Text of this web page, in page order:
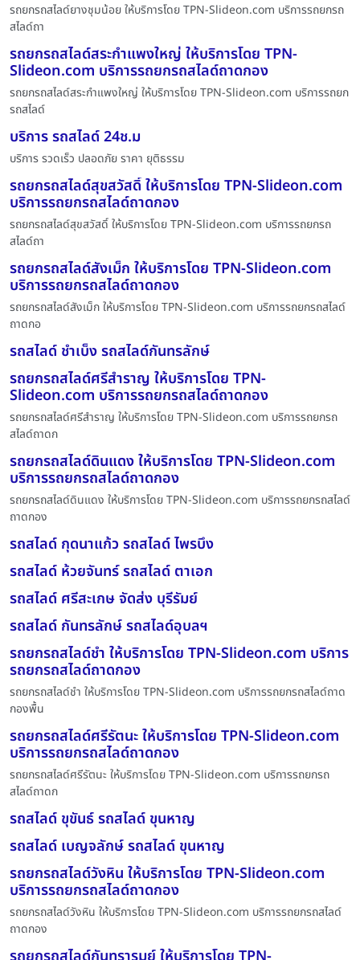
รถยกรถสไลด์ยางชุมน้อย ให้บริการโดย TPN-Slideon.com บริการรถยกรถ
สไลด์ถา
รถยกรถสไลด์สระกำแพงใหญ่ ให้บริการโดย TPN-
Slideon.com บริการรถยกรถสไลด์ถาดกอง
รถยกรถสไลด์สระกำแพงใหญ่ ให้บริการโดย TPN-Slideon.com บริการรถยก
รถสไลด์
บริการ รถสไลด์ 24ช.ม
บริการ รวดเร็ว ปลอดภัย ราคา ยุติธรรม
รถยกรถสไลด์สุขสวัสดิ์ ให้บริการโดย TPN-Slideon.com
บริการรถยกรถสไลด์ถาดกอง
รถยกรถสไลด์สุขสวัสดิ์ ให้บริการโดย TPN-Slideon.com บริการรถยกรถ
สไลด์ถา
รถยกรถสไลด์สังเม็ก ให้บริการโดย TPN-Slideon.com
บริการรถยกรถสไลด์ถาดกอง
รถยกรถสไลด์สังเม็ก ให้บริการโดย TPN-Slideon.com บริการรถยกรถสไลด์
ถาดกอ
รถสไลด์ ชำเบ็ง รถสไลด์กันทรลักษ์
รถยกรถสไลด์ศรีสำราญ ให้บริการโดย TPN-
Slideon.com บริการรถยกรถสไลด์ถาดกอง
รถยกรถสไลด์ศรีสำราญ ให้บริการโดย TPN-Slideon.com บริการรถยกรถ
สไลด์ถาดก
รถยกรถสไลด์ดินแดง ให้บริการโดย TPN-Slideon.com
บริการรถยกรถสไลด์ถาดกอง
รถยกรถสไลด์ดินแดง ให้บริการโดย TPN-Slideon.com บริการรถยกรถสไลด์
ถาดกอง
รถสไลด์ กุดนาแก้ว รถสไลด์ ไพรบึง
รถสไลด์ ห้วยจันทร์ รถสไลด์ ตาเอก
รถสไลด์ ศรีสะเกษ จัดส่ง บุรีรัมย์
รถสไลด์ กันทรลักษ์ รถสไลด์อุบลฯ
รถยกรถสไลด์ชำ ให้บริการโดย TPN-Slideon.com บริการ
รถยกรถสไลด์ถาดกอง
รถยกรถสไลด์ชำ ให้บริการโดย TPN-Slideon.com บริการรถยกรถสไลด์ถาด
กองพื้น
รถยกรถสไลด์ศรีรัตนะ ให้บริการโดย TPN-Slideon.com
บริการรถยกรถสไลด์ถาดกอง
รถยกรถสไลด์ศรีรัตนะ ให้บริการโดย TPN-Slideon.com บริการรถยกรถ
สไลด์ถาดก
รถสไลด์ ขุขันธ์ รถสไลด์ ขุนหาญ
รถสไลด์ เบญจลักษ์ รถสไลด์ ขุนหาญ
รถยกรถสไลด์วังหิน ให้บริการโดย TPN-Slideon.com
บริการรถยกรถสไลด์ถาดกอง
รถยกรถสไลด์วังหิน ให้บริการโดย TPN-Slideon.com บริการรถยกรถสไลด์
ถาดกอง